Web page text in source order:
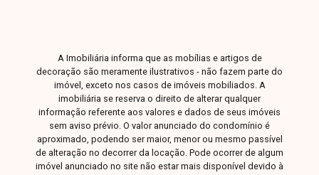
A Imobiliária informa que as mobílias e artigos de
decoração são meramente ilustrativos - não fazem parte do
imóvel, exceto nos casos de imóveis mobiliados. A
imobiliária se reserva o direito de alterar qualquer
informação referente aos valores e dados de seus imóveis
sem aviso prévio. O valor anunciado do condomínio é
aproximado, podendo ser maior, menor ou mesmo passível
de alteração no decorrer da locação. Pode ocorrer de algum
imóvel anunciado no site não estar mais disponível devido à